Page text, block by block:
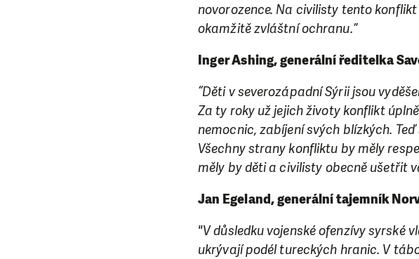
novorozence. Na civilisty tento
okamžitě zvláštní ochranu.”
Inger Ashing, generální ředitelka
“Děti v severozápadní Sýrii jsou
Za ty roky už jejich životy konflikt
nemocnic, zabíjení svých blízkých.
Všechny strany konfliktu by měly
měly by děti a civilisty obecně ušetřit
Jan Egeland, generální tajemník
"V důsledku vojenské ofenzívy syrské
ukrývají podél tureckých hranic. V
LÍBÍ SE VÁM, CO
Abychom mohli pomáhat
rozhodnete pomoci jedním darem
dary nám umožní